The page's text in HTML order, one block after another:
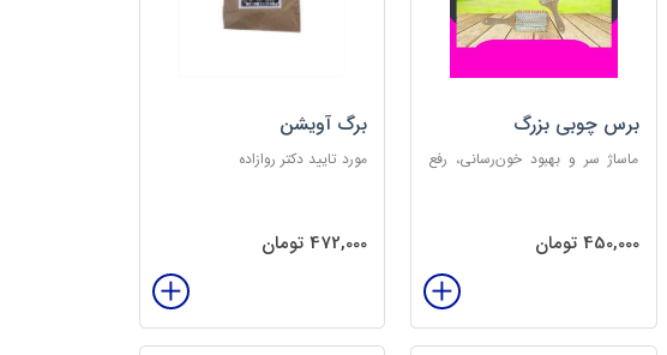
برس چوبی بزرگ
ماساژ سر و بهبود خون‌رسانی، رفع
450,000 تومان
برگ آویشن
مورد تایید دکتر روازاده
472,000 تومان